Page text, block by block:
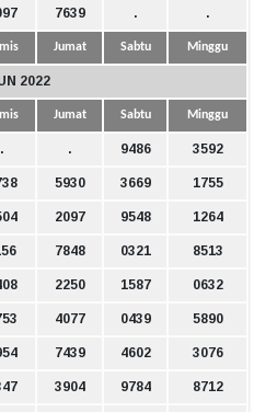
7639 . .
Jumat Sabtu Minggu
2022
Jumat Sabtu Minggu
. . 9486 3592
5930 3669 1755
2097 9548 1264
7848 0321 8513
2250 1587 0632
4077 0439 5890
7439 4602 3076
3904 9784 8712